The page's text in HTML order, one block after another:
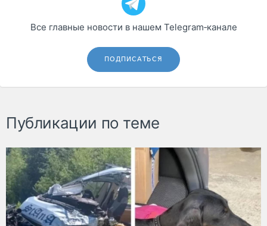
Все главные новости в нашем Telegram‑канале
ПОДПИСАТЬСЯ
Публикации по теме